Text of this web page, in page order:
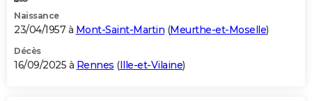
Naissance
23/04/1957 à Mont-Saint-Martin (Meurthe-et-Moselle)
Décès
16/09/2025 à Rennes (Ille-et-Vilaine)